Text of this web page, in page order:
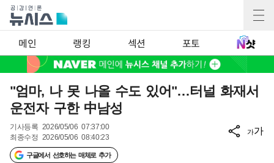
메인 랭킹 섹션 포토
"엄마, 나 못 나올 수도 있어"…터널 화재서
운전자 구한 中남성
기사등록 2026/05/06 07:37:00
최종수정 2026/05/06 08:40:23
구글에서 선호하는 매체로 추가
가가